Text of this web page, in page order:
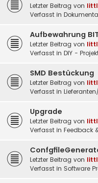
Letzter Beitrag von
Verfasst in
Aufbewahrung
Letzter Beitrag von
Verfasst in DIY -
SMD Bestückung
Letzter Beitrag von
Verfasst in
Upgrade
Letzter Beitrag von
Verfasst in Feedback
Letzter Beitrag von
Verfasst in Software